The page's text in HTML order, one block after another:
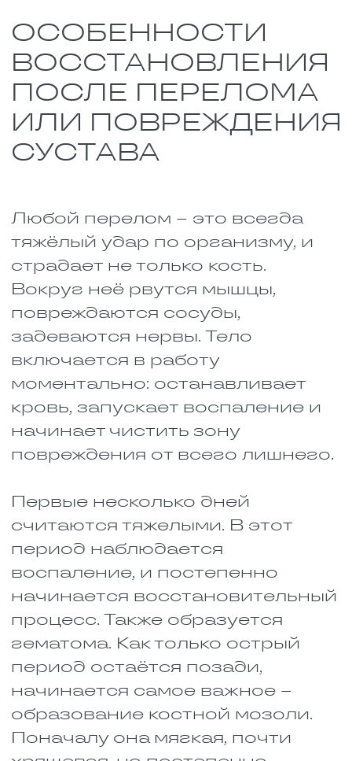
образование костной мозоли.
Поначалу она мягкая, почти
хрящевая, но постепенно
становится настоящей твёрдой
костью. Этот процесс отнимает
много сил и энергии. Кость не
берётся из ниоткуда, все
нужные вещества поступают из
тормозится, мозоль образуется
дольше, а кость может срастись
криво. Иногда это
оборачивается новыми
переломами или даже
операцией.
На то, с какой скоростью кости
срастутся, влияет много всего:
Возраст человека. У детей
быстрее, а пожилым людям
приходится ждать гораздо
дольше.
Общее состояние здоровья.
особенно диабет, очень
регенерации.
Качество фиксации. Чем
крепче и надёжнее
зафиксирована кость, тем
спокойнее она срастается.
Кровоснабжение в месте
перелома. Оно влияет на то,
как быстро к тканям
приходит питание. Хороший
кровоток – залог быстрого
Вредные привычки.
Курильщикам и любителям